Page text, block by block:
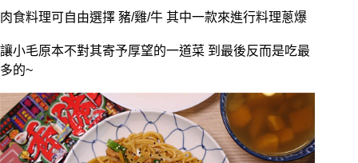
肉食料理可自由選擇 豬/雞/牛 其中一款來進行料理蔥爆
讓小毛原本不對其寄予厚望的一道菜 到最後反而是吃最
多的~